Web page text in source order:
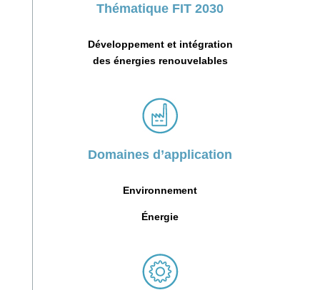
Thématique FIT 2030
Développement et intégration
des énergies renouvelables
Domaines d’application
Environnement
Énergie